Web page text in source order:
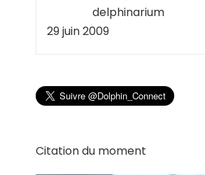
delphinarium
29 juin 2009
Citation du moment